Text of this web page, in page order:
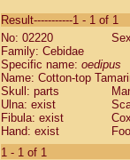
Cebidae
Cebidae
Cebidae
Cebidae
Cebidae
Cebidae
Cebidae
Cebidae
Cebidae
Result-----------1 - 1 of 1
No: 02220
Family: Cebidae
Specific name: oedipus
Name: Cotton-top
Skull: parts
Ulna: exist
Fibula: exist
Hand: exist
1 - 1 of 1